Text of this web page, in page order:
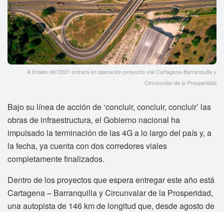
A finales del 2021 entrará en operación proyecto vial Cartagena-Barranquilla y
Circunvalar de la Prosperidad
Bajo su línea de acción de ‘concluir, concluir, concluir’ las
obras de infraestructura, el Gobierno nacional ha
impulsado la terminación de las 4G a lo largo del país y, a
la fecha, ya cuenta con dos corredores viales
completamente finalizados.
Dentro de los proyectos que espera entregar este año está
Cartagena – Barranquilla y Circunvalar de la Prosperidad,
una autopista de 146 km de longitud que, desde agosto de